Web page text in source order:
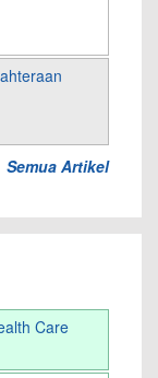
Semua Artikel
Care